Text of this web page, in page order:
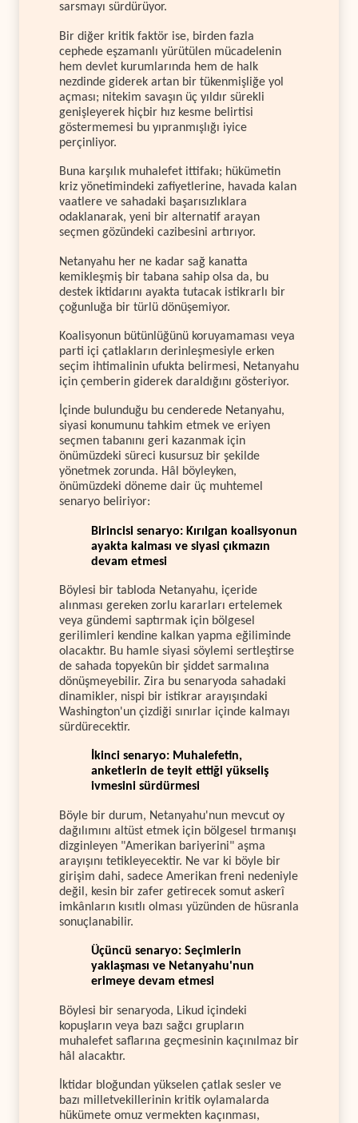
sarsmayı sürdürüyor.
Bir diğer kritik faktör ise, birden fazla
cephede eşzamanlı yürütülen mücadelenin
hem devlet kurumlarında hem de halk
nezdinde giderek artan bir tükenmişliğe yol
açması; nitekim savaşın üç yıldır sürekli
genişleyerek hiçbir hız kesme belirtisi
göstermemesi bu yıpranmışlığı iyice
perçinliyor.
Buna karşılık muhalefet ittifakı; hükümetin
kriz yönetimindeki zafiyetlerine, havada kalan
vaatlere ve sahadaki başarısızlıklara
odaklanarak, yeni bir alternatif arayan
seçmen gözündeki cazibesini artırıyor.
Netanyahu her ne kadar sağ kanatta
kemikleşmiş bir tabana sahip olsa da, bu
destek iktidarını ayakta tutacak istikrarlı bir
çoğunluğa bir türlü dönüşemiyor.
Koalisyonun bütünlüğünü koruyamaması veya
parti içi çatlakların derinleşmesiyle erken
seçim ihtimalinin ufukta belirmesi, Netanyahu
için çemberin giderek daraldığını gösteriyor.
İçinde bulunduğu bu cenderede Netanyahu,
siyasi konumunu tahkim etmek ve eriyen
seçmen tabanını geri kazanmak için
önümüzdeki süreci kusursuz bir şekilde
yönetmek zorunda. Hâl böyleyken,
önümüzdeki döneme dair üç muhtemel
senaryo beliriyor:
Birincisi senaryo: Kırılgan koalisyonun
ayakta kalması ve siyasi çıkmazın
devam etmesi
Böylesi bir tabloda Netanyahu, içeride
alınması gereken zorlu kararları ertelemek
veya gündemi saptırmak için bölgesel
gerilimleri kendine kalkan yapma eğiliminde
olacaktır. Bu hamle siyasi söylemi sertleştirse
de sahada topyekûn bir şiddet sarmalına
dönüşmeyebilir. Zira bu senaryoda sahadaki
dinamikler, nispi bir istikrar arayışındaki
Washington'un çizdiği sınırlar içinde kalmayı
sürdürecektir.
İkinci senaryo: Muhalefetin,
anketlerin de teyit ettiği yükseliş
ivmesini sürdürmesi
Böyle bir durum, Netanyahu'nun mevcut oy
dağılımını altüst etmek için bölgesel tırmanışı
dizginleyen "Amerikan bariyerini" aşma
arayışını tetikleyecektir. Ne var ki böyle bir
girişim dahi, sadece Amerikan freni nedeniyle
değil, kesin bir zafer getirecek somut askerî
imkânların kısıtlı olması yüzünden de hüsranla
sonuçlanabilir.
Üçüncü senaryo: Seçimlerin
yaklaşması ve Netanyahu'nun
erimeye devam etmesi
Böylesi bir senaryoda, Likud içindeki
kopuşların veya bazı sağcı grupların
muhalefet saflarına geçmesinin kaçınılmaz bir
hâl alacaktır.
İktidar bloğundan yükselen çatlak sesler ve
bazı milletvekillerinin kritik oylamalarda
hükümete omuz vermekten kaçınması,